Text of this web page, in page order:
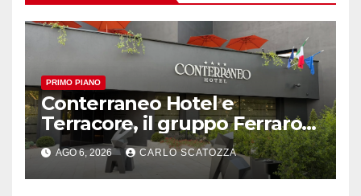
PRIMO PIANO
Conterraneo Hotel e
Terracore, il gruppo Ferraro
amplia l’ ospitalità e il gusto
alle porte di Caserta
AGO 6, 2026 CARLO SCATOZZA